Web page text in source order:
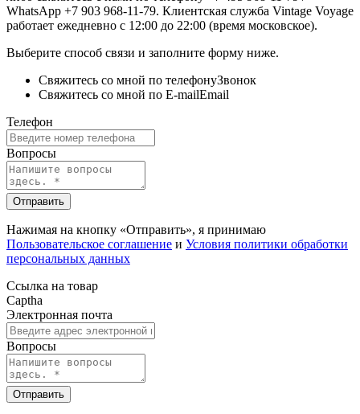
WhatsApp +7 903 968-11-79. Клиентская служба Vintage Voyage
работает ежедневно с 12:00 до 22:00 (время московское).
Выберите способ связи и заполните форму ниже.
Свяжитесь со мной по телефонуЗвонок
Свяжитесь со мной по E-mailEmail
Телефон
Вопросы
Отправить
Нажимая на кнопку «Отправить», я принимаю
Пользовательское соглашение и Условия политики обработки
персональных данных
Ссылка на товар
Captha
Электронная почта
Вопросы
Отправить